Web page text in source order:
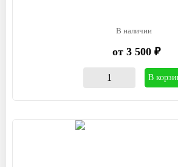
В наличии
от 3 500 ₽
В